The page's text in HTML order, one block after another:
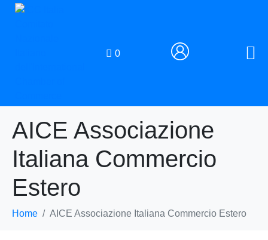
0
AICE Associazione
Italiana Commercio
Estero
Home AICE Associazione Italiana Commercio Estero